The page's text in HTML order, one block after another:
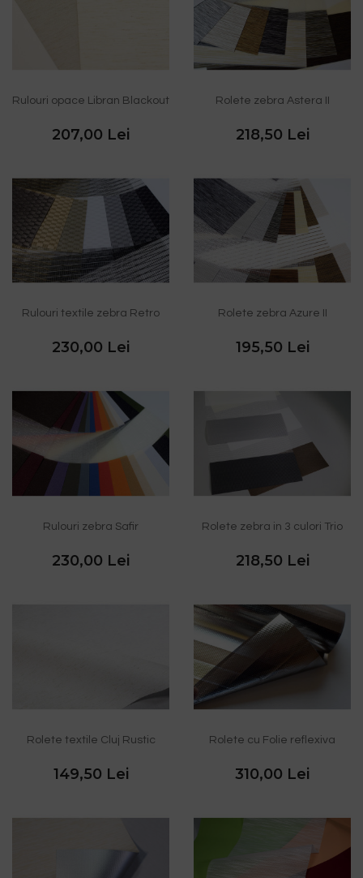
Rulouri opace Libran Blackout
207,00 Lei
Rolete zebra Astera II
218,50 Lei
Rulouri textile zebra Retro
230,00 Lei
Rolete zebra Azure II
195,50 Lei
Rulouri zebra Safir
230,00 Lei
Rolete zebra in 3 culori Trio
218,50 Lei
Rolete textile Cluj Rustic
149,50 Lei
Rolete cu Folie reflexiva
310,00 Lei